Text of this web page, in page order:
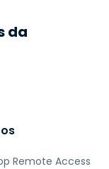
Remote Access
da